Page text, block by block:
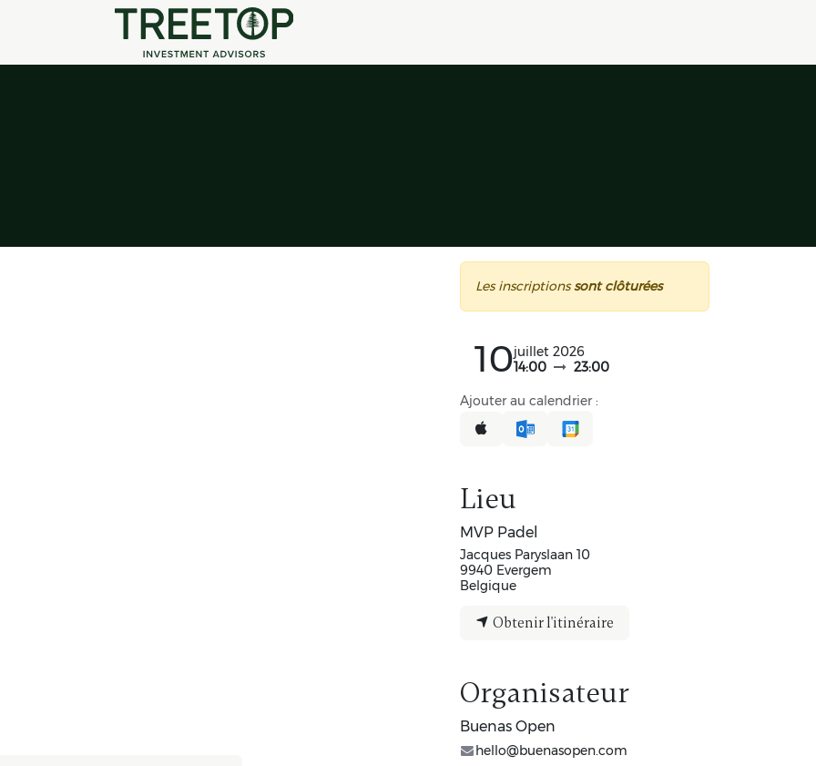
Les inscriptionssont clôturées
10juillet 2026
14:00
23:00
Ajouter au calendrier :
Lieu
MVP Padel
Jacques Paryslaan 10
9940 Evergem
Belgique
Obtenir l'itinéraire
Organisateur
Buenas Open
hello@buenasopen.com